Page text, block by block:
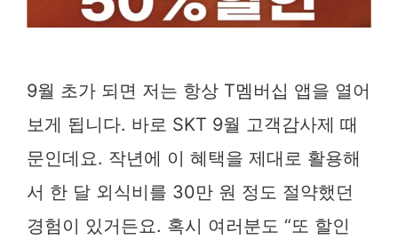
9월 초가 되면 저는 항상 T멤버십 앱을 열어
보게 됩니다. 바로 SKT 9월 고객감사제 때
문인데요. 작년에 이 혜택을 제대로 활용해
서 한 달 외식비를 30만 원 정도 절약했던
경험이 있거든요. 혹시 여러분도 “또 할인